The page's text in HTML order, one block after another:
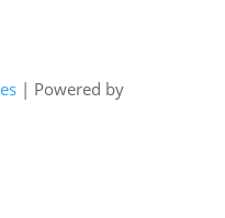
| Powered by